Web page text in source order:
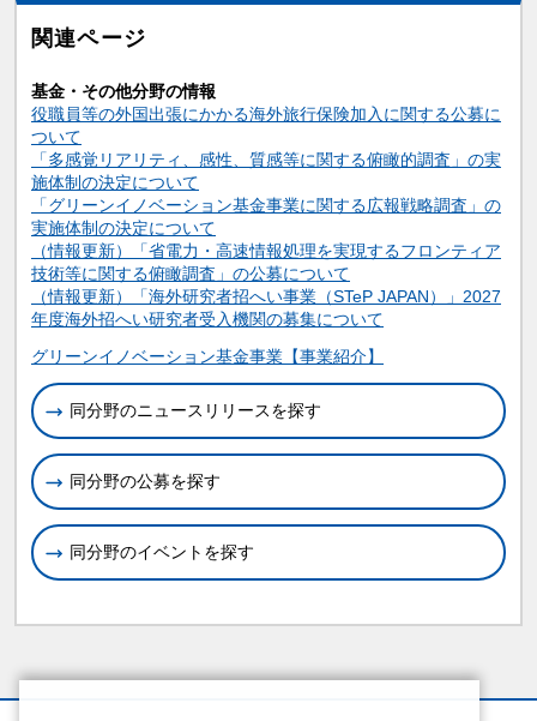
関連ページ
基金・その他分野の情報
役職員等の外国出張にかかる海外旅行保険加入に関する公募に
ついて
「多感覚リアリティ、感性、質感等に関する俯瞰的調査」の実
施体制の決定について
「グリーンイノベーション基金事業に関する広報戦略調査」の
実施体制の決定について
（情報更新）「省電力・高速情報処理を実現するフロンティア
技術等に関する俯瞰調査」の公募について
（情報更新）「海外研究者招へい事業（STeP JAPAN）」2027
年度海外招へい研究者受入機関の募集について
関連情報
グリーンイノベーション基金事業【事業紹介】
同分野のニュースリリースを探す
同分野の公募を探す
同分野のイベントを探す